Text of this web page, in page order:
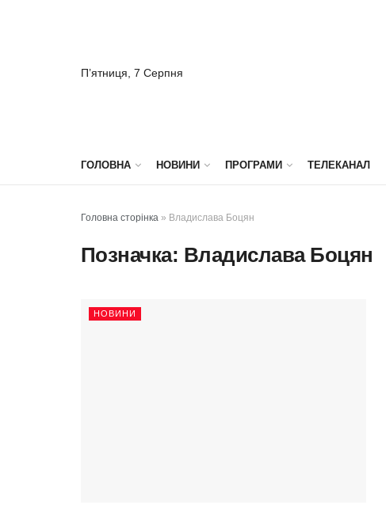
П’ятниця, 7 Серпня
ГОЛОВНА НОВИНИ ПРОГРАМИ ТЕЛЕКАНАЛ
Головна сторінка » Владислава Боцян
Позначка: Владислава Боцян
НОВИНИ